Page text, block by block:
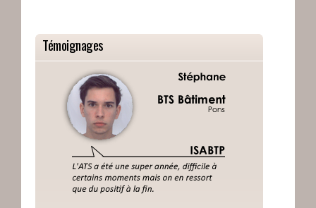
Témoignages